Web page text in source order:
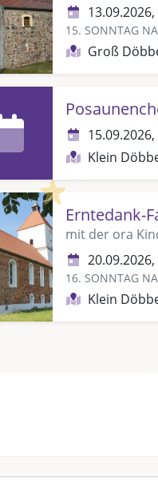
15. SONNTAG
Groß
Klein
Highlight
Erntedank-
mit der ora
16. SONNTAG
Klein